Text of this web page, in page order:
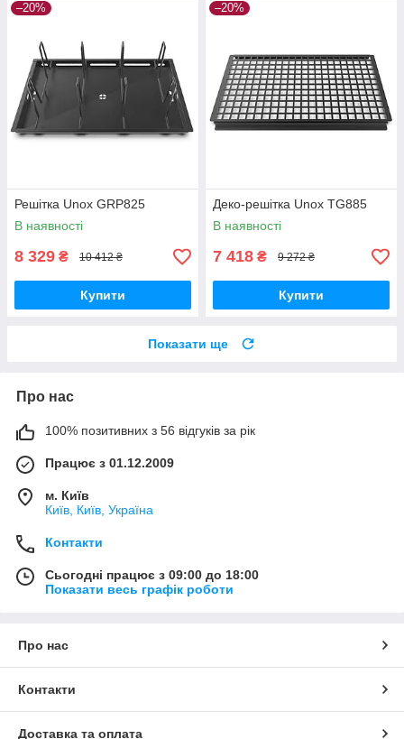
–20%
Решітка Unox GRP825
В наявності
8 329 ₴ 10 412 ₴
Купити
–20%
Деко-решітка Unox TG885
В наявності
7 418 ₴ 9 272 ₴
Купити
Показати ще
Про нас
100% позитивних з 56 відгуків за рік
Працює з 01.12.2009
м. Київ
Київ, Київ, Україна
Контакти
Сьогодні працює з 09:00 до 18:00
Показати весь графік роботи
Про нас
Контакти
Доставка та оплата